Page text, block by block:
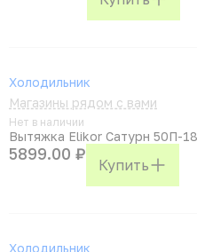
Холодильник
Магазины рядом с вами
Нет в наличии
Вытяжка Elikor Сатурн 50П-
5899.00 ₽
Купить
Холодильник